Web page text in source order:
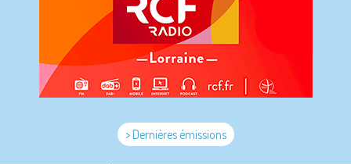
> Dernières émissions